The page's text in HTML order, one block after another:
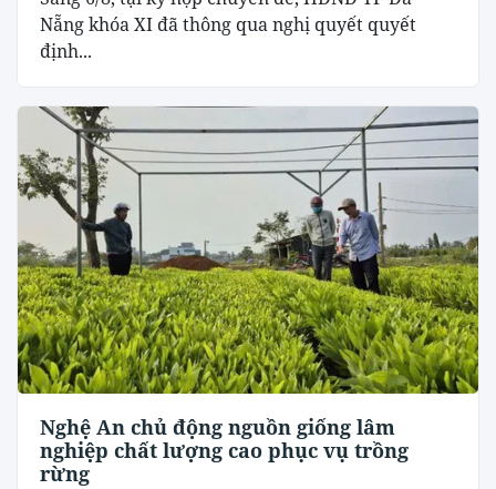
Nẵng khóa XI đã thông qua nghị quyết quyết
định...
Nghệ An chủ động nguồn giống lâm
nghiệp chất lượng cao phục vụ trồng
rừng